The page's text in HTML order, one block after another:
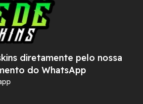
diretamente pelo nossa
do WhatsApp